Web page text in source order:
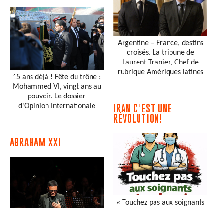
15 ans déjà ! Fête du trône :
Mohammed VI, vingt ans au
pouvoir. Le dossier
d'Opinion Internationale
ABRAHAM XXI
Argentine – France, destins
croisés. La tribune de
Laurent Tranier, Chef de
rubrique Amériques latines
IRAN C'EST UNE
RÉVOLUTION!
« Touchez pas aux soignants